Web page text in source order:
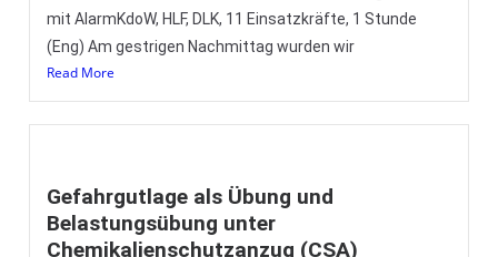
mit AlarmKdoW, HLF, DLK, 11 Einsatzkräfte, 1 Stunde
(Eng) Am gestrigen Nachmittag wurden wir
Read More
Gefahrgutlage als Übung und
Belastungsübung unter
Chemikalienschutzanzug (CSA)